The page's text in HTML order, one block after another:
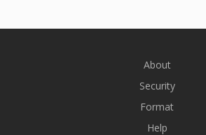
About
Security
Format
Help